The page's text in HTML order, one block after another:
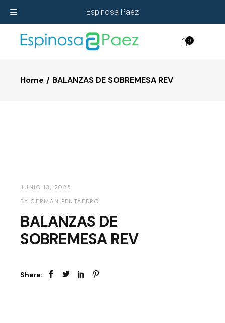
Espinosa Paez
0
Home BALANZAS DE SOBREMESA REV
JUNIO 13, 2025
BY GERMAN PENTAEDRO
BALANZAS DE
SOBREMESA REV
Share: